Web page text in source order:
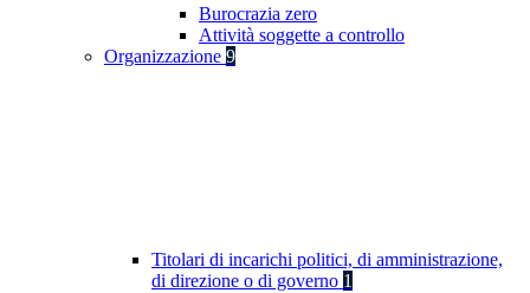
Burocrazia zero
Attività soggette a controllo
Organizzazione 9
Titolari di incarichi politici, di amministrazione,
di direzione o di governo 1